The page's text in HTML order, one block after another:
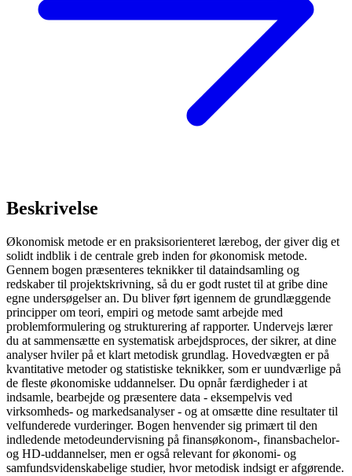
Beskrivelse
Økonomisk metode er en praksisorienteret lærebog, der giver dig et
solidt indblik i de centrale greb inden for økonomisk metode.
Gennem bogen præsenteres teknikker til dataindsamling og
redskaber til projektskrivning, så du er godt rustet til at gribe dine
egne undersøgelser an. Du bliver ført igennem de grundlæggende
principper om teori, empiri og metode samt arbejde med
problemformulering og strukturering af rapporter. Undervejs lærer
du at sammensætte en systematisk arbejdsproces, der sikrer, at dine
analyser hviler på et klart metodisk grundlag. Hovedvægten er på
kvantitative metoder og statistiske teknikker, som er uundværlige på
de fleste økonomiske uddannelser. Du opnår færdigheder i at
indsamle, bearbejde og præsentere data - eksempelvis ved
virksomheds- og markedsanalyser - og at omsætte dine resultater til
velfunderede vurderinger. Bogen henvender sig primært til den
indledende metodeundervisning på finansøkonom-, finansbachelor-
og HD-uddannelser, men er også relevant for økonomi- og
samfundsvidenskabelige studier, hvor metodisk indsigt er afgørende.